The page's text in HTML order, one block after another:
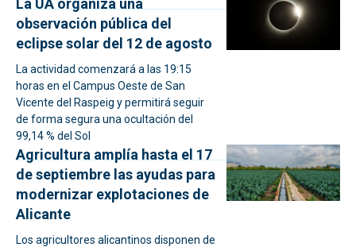
observación pública del
eclipse solar del 12 de agosto
La actividad comenzará a las 19:15
horas en el Campus Oeste de San
Vicente del Raspeig y permitirá seguir
de forma segura una ocultación del
99,14 % del Sol
Agricultura amplía hasta el 17
de septiembre las ayudas para
modernizar explotaciones de
Alicante
Los agricultores alicantinos disponen de